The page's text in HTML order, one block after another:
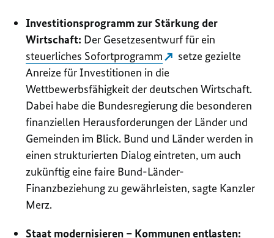
Investitionsprogramm zur Stärkung der
Wirtschaft: Der Gesetzesentwurf für ein
steuerliches Sofortprogramm
setze gezielte
Anreize für Investitionen in die
Wettbewerbsfähigkeit der deutschen Wirtschaft.
Dabei habe die Bundesregierung die besonderen
finanziellen Herausforderungen der Länder und
Gemeinden im Blick. Bund und Länder werden in
einen strukturierten Dialog eintreten, um auch
zukünftig eine faire Bund-Länder-
Finanzbeziehung zu gewährleisten, sagte Kanzler
Merz.
Staat modernisieren – Kommunen entlasten: